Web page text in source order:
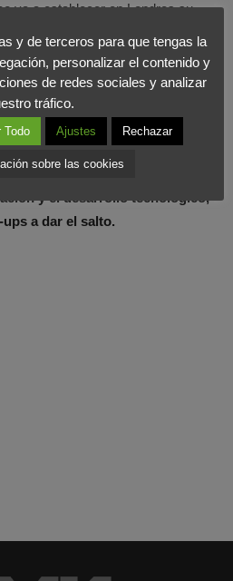
va a establecer en Londres su
clientes de Europa, África y la India,
existente en Reino Unido.
y el desarrollo tecnológico,
a dar el salto.
y de terceros para que tengas la
personalizar el contenido y
de redes sociales y analizar
tráfico.
Todo Ajustes Rechazar
sobre las cookies